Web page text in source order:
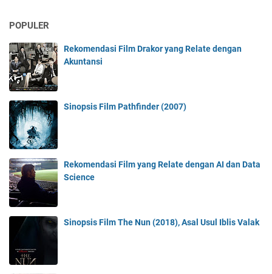
POPULER
Rekomendasi Film Drakor yang Relate dengan
Akuntansi
Sinopsis Film Pathfinder (2007)
Rekomendasi Film yang Relate dengan AI dan Data
Science
Sinopsis Film The Nun (2018), Asal Usul Iblis Valak